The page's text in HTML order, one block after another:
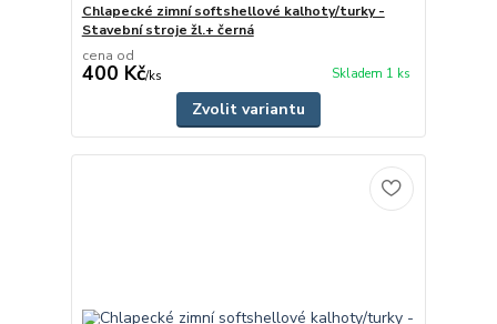
Chlapecké zimní softshellové kalhoty/turky -
Stavební stroje žl.+ černá
cena od
400 Kč/ks Skladem 1 ks
Zvolit variantu